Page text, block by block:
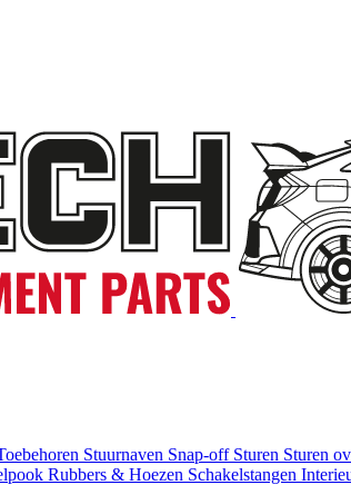
Stuurnaven Snap-off Sturen Sturen
Rubbers & Hoezen Schakelstangen